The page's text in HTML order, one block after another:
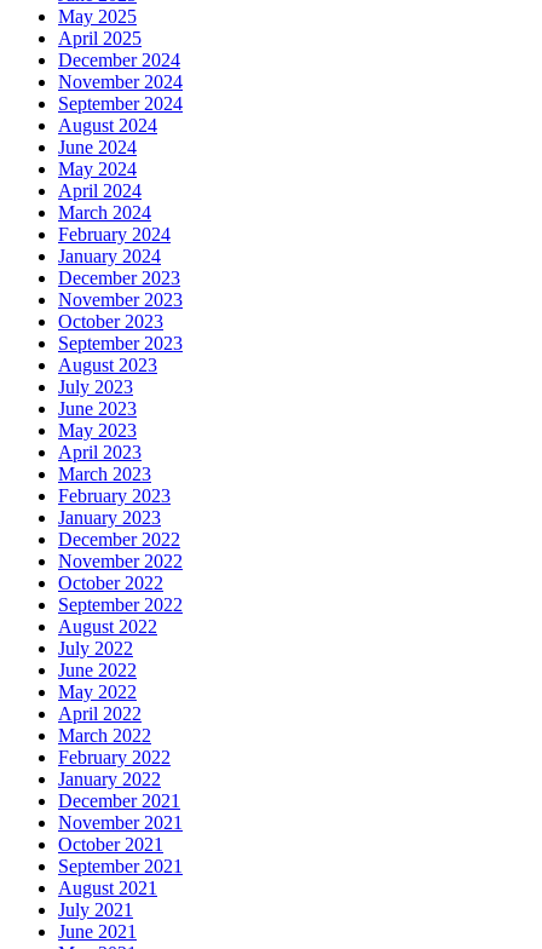
May 2025
April 2025
December 2024
November 2024
September 2024
August 2024
June 2024
May 2024
April 2024
March 2024
February 2024
January 2024
December 2023
November 2023
October 2023
September 2023
August 2023
July 2023
June 2023
May 2023
April 2023
March 2023
February 2023
January 2023
December 2022
November 2022
October 2022
September 2022
August 2022
July 2022
June 2022
May 2022
April 2022
March 2022
February 2022
January 2022
December 2021
November 2021
October 2021
September 2021
August 2021
July 2021
June 2021